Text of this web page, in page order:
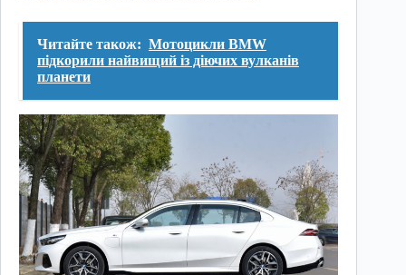
Читайте також: Мотоцикли BMW
підкорили найвищий із діючих вулканів
планети